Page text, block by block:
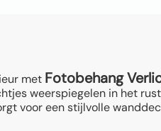
met Fotobehang
weerspiegelen in het
voor een stijlvolle